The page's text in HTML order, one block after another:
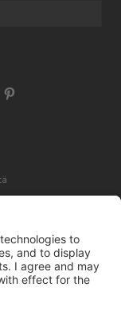
ja vaatimukset